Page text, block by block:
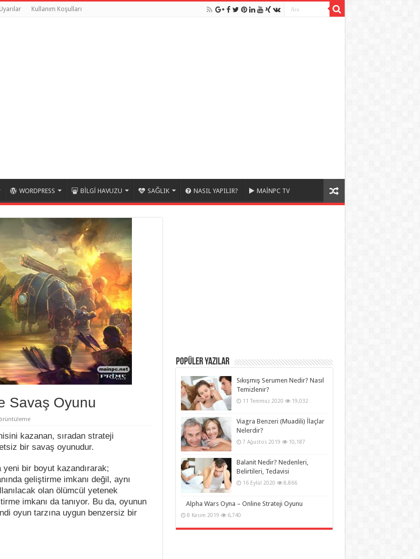
Kullanım Koşulları
WORDPRESS BİLGİ HAVUZU SAĞLIK NASIL YAPILIR? MAİNPC TV
Savaş Oyunu
kazanan, sıradan strateji
bir savaş oyunudur.
bir boyut kazandırarak;
geliştirme imkanı değil, aynı
olan ölümcül yetenek
imkanı da tanıyor. Bu da, oyunun
oyun tarzına uygun benzersiz bir
POPÜLER YAZILAR
Sıkışmış Serumen Nedir? Nasıl
Temizlenir?
11 Temmuz 2020 19,032
Viagra Benzeri (Muadili) İlaçlar
Nelerdir?
7 Ağustos 2019 10,187
Balanit Nedir? Nedenleri,
Belirtileri, Tedavisi
16 Eylül 2020 8,866
Alpha Wars Oyna – Online Strateji Oyunu
8 Kasım 2019 6,740